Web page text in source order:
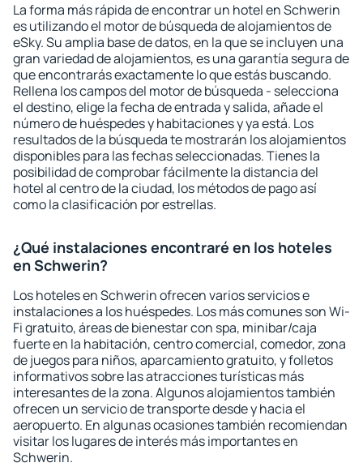
La forma más rápida de encontrar un hotel en Schwerin
es utilizando el motor de búsqueda de alojamientos de
eSky. Su amplia base de datos, en la que se incluyen una
gran variedad de alojamientos, es una garantía segura de
que encontrarás exactamente lo que estás buscando.
Rellena los campos del motor de búsqueda - selecciona
el destino, elige la fecha de entrada y salida, añade el
número de huéspedes y habitaciones y ya está. Los
resultados de la búsqueda te mostrarán los alojamientos
disponibles para las fechas seleccionadas. Tienes la
posibilidad de comprobar fácilmente la distancia del
hotel al centro de la ciudad, los métodos de pago así
como la clasificación por estrellas.
¿Qué instalaciones encontraré en los hoteles
en Schwerin?
Los hoteles en Schwerin ofrecen varios servicios e
instalaciones a los huéspedes. Los más comunes son Wi-
Fi gratuito, áreas de bienestar con spa, minibar/caja
fuerte en la habitación, centro comercial, comedor, zona
de juegos para niños, aparcamiento gratuito, y folletos
informativos sobre las atracciones turísticas más
interesantes de la zona. Algunos alojamientos también
ofrecen un servicio de transporte desde y hacia el
aeropuerto. En algunas ocasiones también recomiendan
visitar los lugares de interés más importantes en
Schwerin.